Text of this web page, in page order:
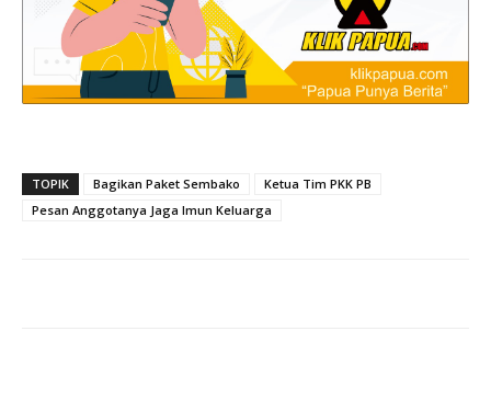
TOPIK Bagikan Paket Sembako
Ketua Tim PKK PB
Pesan Anggotanya Jaga Imun Keluarga